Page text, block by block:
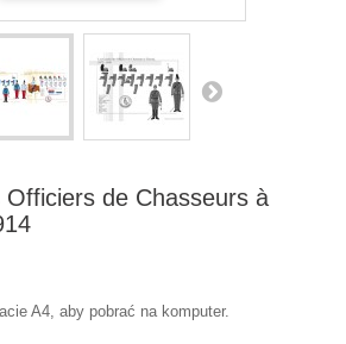
de Chasseurs à
A4, aby pobrać na komputer.